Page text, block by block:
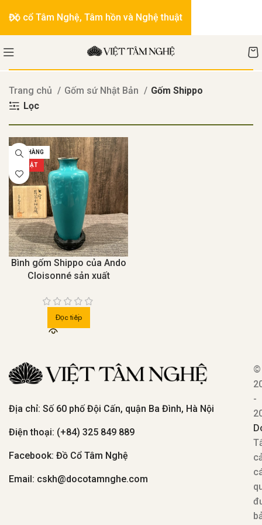
Trang chủ Gốm sứ Nhật Bản
Gốm Shippo
Lọc
HẾT HÀNG
NỔI BẬT
Bình gốm Shippo của Ando
Cloisonné sản xuất
Đọc tiếp
Địa chỉ: Số 60 phố Đội Cấn, quận Ba Đình, Hà Nội
Điện thoại: (+84) 325 849 889
Facebook: Đồ Cổ Tâm Nghệ
Email: cskh@docotamnghe.com
©
-
Đồ cổ Tâm Nghệ, Tâm hồn và Nghệ thuật